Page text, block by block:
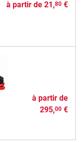
à partir de 21,80€
à partir de
295,00€